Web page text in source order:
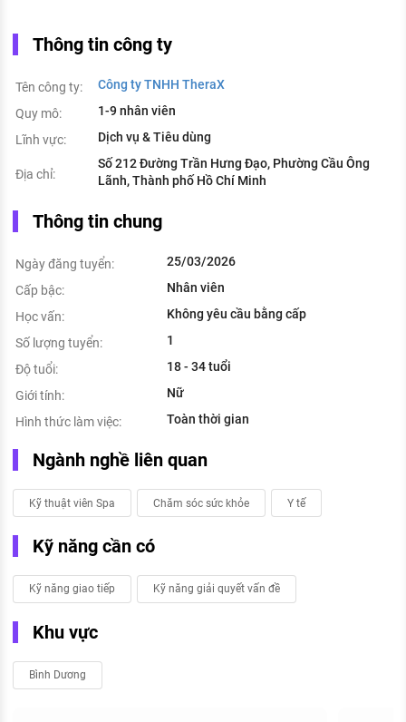
Thông tin công ty
Tên công ty:
Công ty TNHH TheraX
Quy mô:
1-9 nhân viên
Lĩnh vực:
Dịch vụ & Tiêu dùng
Địa chỉ:
Số 212 Đường Trần Hưng Đạo, Phường Cầu Ông
Lãnh, Thành phố Hồ Chí Minh
Thông tin chung
Ngày đăng tuyển:
25/03/2026
Cấp bậc:
Nhân viên
Học vấn:
Không yêu cầu bằng cấp
Số lượng tuyển:
1
Độ tuổi:
18 - 34 tuổi
Giới tính:
Nữ
Hình thức làm việc:
Toàn thời gian
Ngành nghề liên quan
Kỹ thuật viên Spa Chăm sóc sức khỏe Y tế
Kỹ năng cần có
Kỹ năng giao tiếp Kỹ năng giải quyết vấn đề
Khu vực
Bình Dương